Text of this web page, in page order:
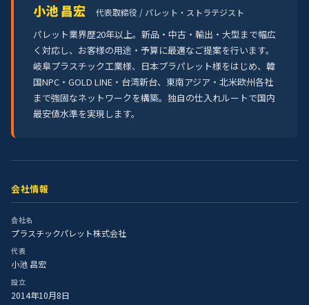
小池 昌宏 代表取締役 / パレット・ストラテジスト
パレット業界歴20年以上。新品・中古・輸出・大型まで幅広
く対応し、お客様の用途・予算に最適なご提案を行います。
岐阜プラスチック工業様、日本プラパレット様をはじめ、韓
国NPC・GOLD LINE・台湾新台、東南アジア・北米欧州各社
まで強固なネットワークを構築。独自の仕入れルートで国内
最安値水準を実現します。
会社情報
会社名
プラスチックパレット株式会社
代表
小池 昌宏
設立
2014年10月8日